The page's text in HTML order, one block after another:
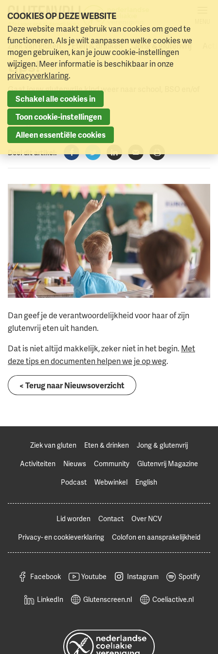
Naar menu Naar hoofdinhoud
Ziek van gluten Eten & drinken Jong & glutenvrij
Jouw (glutenvrije) kind
weer naar school! Lees onze
tips!
Gaat jouw glutenvrije kind weer naar school, BSO en/of
kinderdagverblijf?
25 augustus 2022
Deel dit artikel:
Facebook
TwitterLinkedInVerzenden
Printen
Dan geef je de verantwoordelijkheid voor haar of zijn
glutenvrij eten uit handen.
Dat is niet altijd makkelijk, zeker niet in het begin. Met
deze tips en documenten helpen we je op weg.
< Terug naar Nieuwsoverzicht
Ziek van gluten Eten & drinken
Jong & glutenvrij
Activiteiten
Nieuws Community
Glutenvrij Magazine
Podcast
Webwinkel English
Lid worden Contact
Over NCV
Privacy- en cookieverklaring
Colofon en aansprakelijkheid
Facebook Youtube Instagram Spotify
LinkedIn Glutenscreen.nl Coeliactive.nl
COOKIES OP DEZE WEBSITE
Deze website maakt gebruik van cookies om goed te
functioneren. Als je wilt aanpassen welke cookies we
mogen gebruiken, kan je jouw cookie-instellingen
wijzigen. Meer informatie is beschikbaar in onze
privacyverklaring.
Schakel alle cookies in
Toon cookie-instellingen
Alleen essentiële cookies